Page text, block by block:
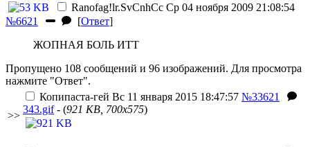
Ranofag!lr.SvCnhCc Ср 04 ноября 2009 21:08:54
№6621
[Ответ]
ЖОПНАЯ БОЛЬ ИТТ
Пропущено 108 сообщений и 96 изображений. Для просмотра
нажмите "Ответ".
>>
Копипаста-гей Вс 11 января 2015 18:47:57 №33621
343.gif- (921 KB, 700x575)